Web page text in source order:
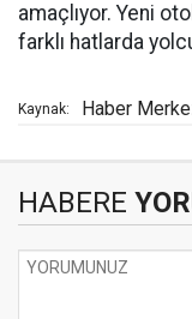
amaçlıyor. Yeni
farklı hatlarda
Kaynak: Haber
HABERE